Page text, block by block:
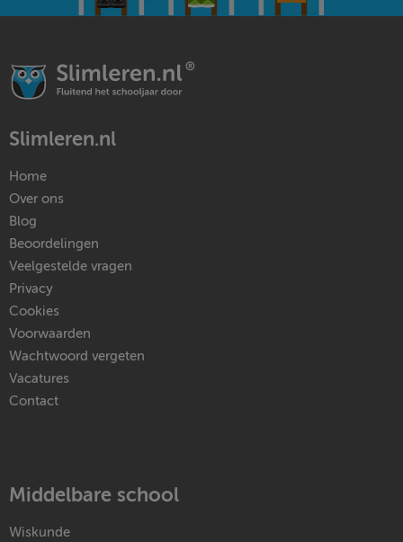
Slimleren.nl
Home
Over ons
Blog
Beoordelingen
Veelgestelde vragen
Privacy
Cookies
Voorwaarden
Wachtwoord vergeten
Vacatures
Contact
Middelbare school
Wiskunde